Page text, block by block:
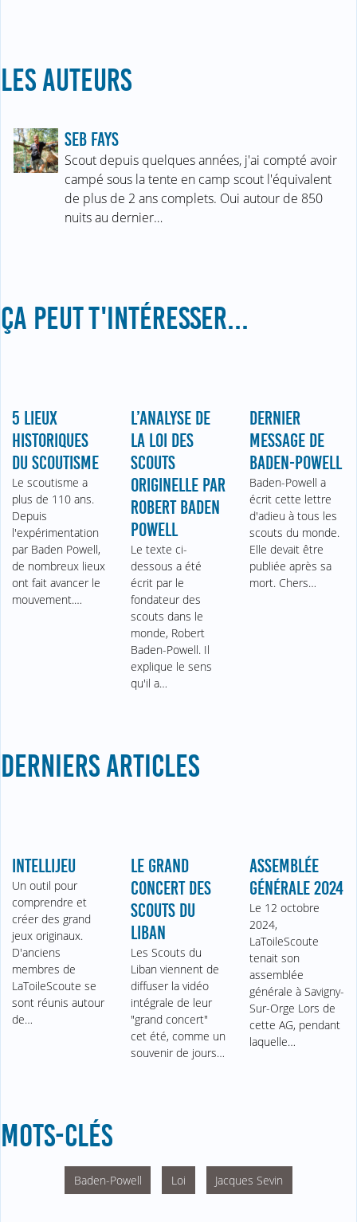
LES AUTEURS
SEB FAYS
Scout depuis quelques années, j'ai compté avoir
campé sous la tente en camp scout l'équivalent
de plus de 2 ans complets. Oui autour de 850
nuits au dernier…
ÇA PEUT T'INTÉRESSER...
5 LIEUX
HISTORIQUES
DU SCOUTISME
Le scoutisme a
plus de 110 ans.
Depuis
l'expérimentation
par Baden Powell,
de nombreux lieux
ont fait avancer le
mouvement.…
L’ANALYSE DE
LA LOI DES
SCOUTS
ORIGINELLE PAR
ROBERT BADEN
POWELL
Le texte ci-
dessous a été
écrit par le
fondateur des
scouts dans le
monde, Robert
Baden-Powell. Il
explique le sens
qu'il a…
DERNIER
MESSAGE DE
BADEN-POWELL
Baden-Powell a
écrit cette lettre
d'adieu à tous les
scouts du monde.
Elle devait être
publiée après sa
mort. Chers…
DERNIERS ARTICLES
INTELLIJEU
Un outil pour
comprendre et
créer des grand
jeux originaux.
D'anciens
membres de
LaToileScoute se
sont réunis autour
de…
LE GRAND
CONCERT DES
SCOUTS DU
LIBAN
Les Scouts du
Liban viennent de
diffuser la vidéo
intégrale de leur
"grand concert"
cet été, comme un
souvenir de jours…
ASSEMBLÉE
GÉNÉRALE 2024
Le 12 octobre
2024,
LaToileScoute
tenait son
assemblée
générale à Savigny-
Sur-Orge Lors de
cette AG, pendant
laquelle…
MOTS-CLÉS
Baden-Powell Loi Jacques Sevin